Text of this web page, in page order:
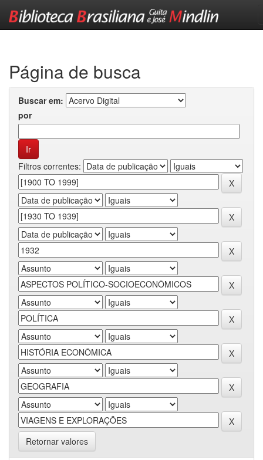
Página de busca
Buscar em:
por
Filtros correntes:
Retornar valores